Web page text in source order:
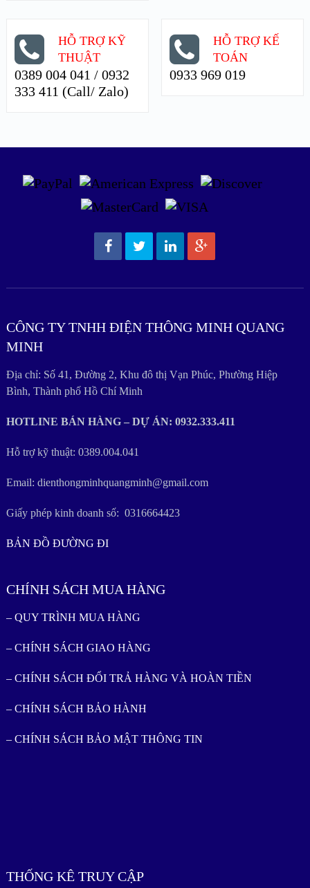
HỖ TRỢ KỸ
THUẬT
0389 004 041 / 0932
333 411 (Call/ Zalo)
HỖ TRỢ KẾ
TOÁN
0933 969 019
CÔNG TY TNHH ĐIỆN THÔNG MINH QUANG
MINH
Địa chỉ: Số 41, Đường 2, Khu đô thị Vạn Phúc, Phường Hiệp
Bình, Thành phố Hồ Chí Minh
HOTLINE BÁN HÀNG – DỰ ÁN: 0932.333.411
Hỗ trợ kỹ thuật: 0389.004.041
Email: dienthongminhquangminh@gmail.com
Giấy phép kinh doanh số: 0316664423
BẢN ĐỒ ĐƯỜNG ĐI
CHÍNH SÁCH MUA HÀNG
– QUY TRÌNH MUA HÀNG
– CHÍNH SÁCH GIAO HÀNG
– CHÍNH SÁCH ĐỔI TRẢ HÀNG VÀ HOÀN TIỀN
– CHÍNH SÁCH BẢO HÀNH
– CHÍNH SÁCH BẢO MẬT THÔNG TIN
THỐNG KÊ TRUY CẬP